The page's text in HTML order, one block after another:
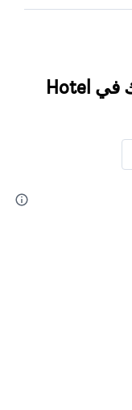
اعثر على نتائج أفضل لإقامتك في Hotel